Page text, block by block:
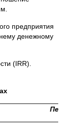
предприятия
денежному
(IRR).